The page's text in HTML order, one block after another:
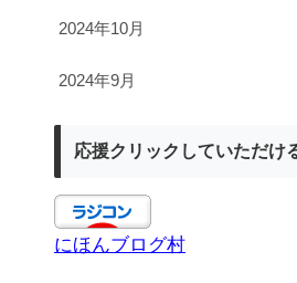
2024年10月
2024年9月
応援クリックしていただけ
にほんブログ村